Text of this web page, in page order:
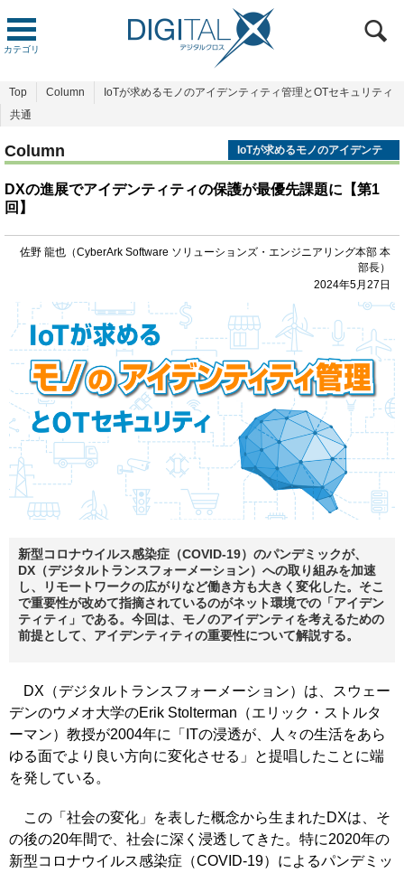
カテゴリ
Top Column
IoTが求めるモノのアイデンティティ管理とOTセキュリティ
共通
Column
IoTが求めるモノのアイデンテ
ィティ管理とOTセキュリティ
DXの進展でアイデンティティの保護が最優先課題に【第1
回】
佐野 龍也（CyberArk Software ソリューションズ・エンジニアリング本部 本
部長）
2024年5月27日
新型コロナウイルス感染症（COVID-19）のパンデミックが、
DX（デジタルトランスフォーメーション）への取り組みを加速
し、リモートワークの広がりなど働き方も大きく変化した。そこ
で重要性が改めて指摘されているのがネット環境での「アイデン
ティティ」である。今回は、モノのアイデンティを考えるための
前提として、アイデンティティの重要性について解説する。
DX（デジタルトランスフォーメーション）は、スウェー
デンのウメオ大学のErik Stolterman（エリック・ストルタ
ーマン）教授が2004年に「ITの浸透が、人々の生活をあら
ゆる面でより良い方向に変化させる」と提唱したことに端
を発している。
この「社会の変化」を表した概念から生まれたDXは、そ
の後の20年間で、社会に深く浸透してきた。特に2020年の
新型コロナウイルス感染症（COVID-19）によるパンデミッ